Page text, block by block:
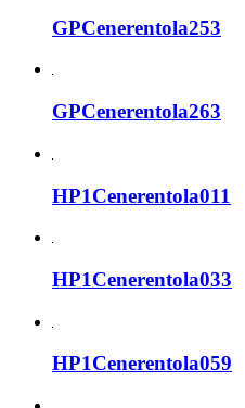
GPCenerentola253
GPCenerentola263
HP1Cenerentola011
HP1Cenerentola033
HP1Cenerentola059